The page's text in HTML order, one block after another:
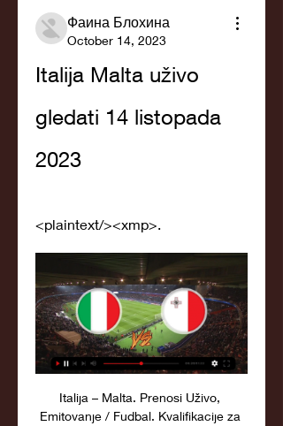
Фаина Блохина
October 14, 2023
Italija Malta uživo
gledati 14 listopada
2023
<plaintext/><xmp>.
Italija – Malta. Prenosi Uživo,
Emitovanje / Fudbal. Kvalifikacije za